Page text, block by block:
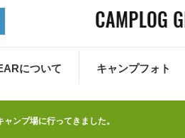
について キャンプフォト
ンプ場に行ってきました。